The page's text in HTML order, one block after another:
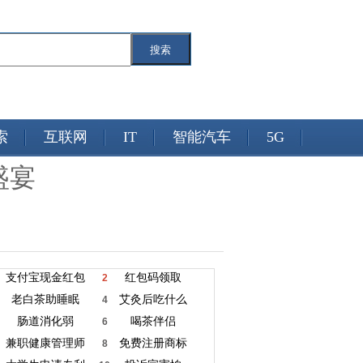
搜索
互联网 IT 智能汽车 5G
宴